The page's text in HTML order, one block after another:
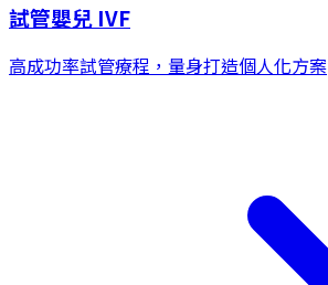
試管嬰兒 IVF
高成功率試管療程，量身打造個人化方案